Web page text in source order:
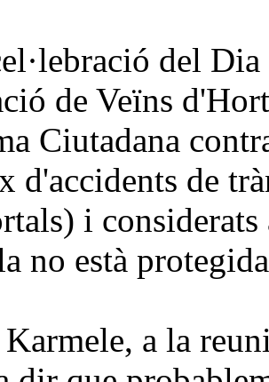
del
de Veïns
Ciutadana
d'accidents de
i
no està
Karmele, a la